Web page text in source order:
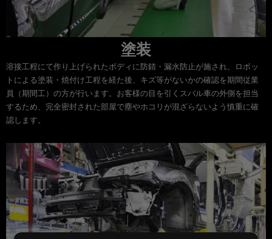
塗装
溶接工程にて作り上げられたボディに防錆・漏水防止が施され、ロボッ
トによる塗装・焼付け工程を経た後、キズ等がないかの確認を期間従業
員（期間工）の方が行います。お客様の目を引くスバル車の外側を担当
するため、完全密封された部屋で塵やホコリが混ざらないよう慎重に確
認します。